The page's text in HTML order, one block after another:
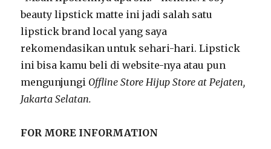
beauty lipstick matte ini jadi salah satu
lipstick brand local yang saya
rekomendasikan untuk sehari-hari. Lipstick
ini bisa kamu beli di website-nya atau pun
mengunjungi Offline Store Hijup Store at Pejaten,
Jakarta Selatan.
FOR MORE INFORMATION